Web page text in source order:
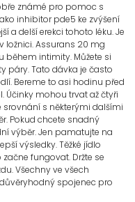
známé pro pomoc s
inhibitor pde5 ke zvýšení
a delší erekci tohoto léku. Je
ložnici. Assurans 20 mg
během intimity. Můžete si
páry. Tato dávka je často
Bereme to asi hodinu před
Účinky mohou trvat až čtyři
srovnání s některými dalšími
Pokud chcete snadný
výběr. Jen pamatujte na
výsledky. Těžké jídlo
fungovat. Držte se
Všechny ve všech
spojenec pro